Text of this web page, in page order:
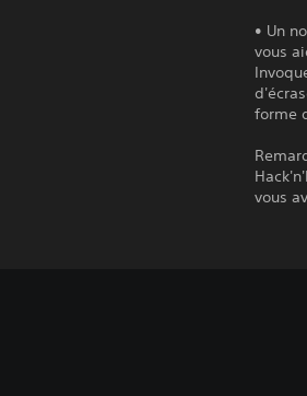
• Un
vous
forme
vous